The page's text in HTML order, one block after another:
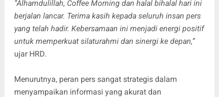
“Alhamdulillah, Coffee Morning dan halal bihalal hari ini
berjalan lancar. Terima kasih kepada seluruh insan pers
yang telah hadir. Kebersamaan ini menjadi energi positif
untuk memperkuat silaturahmi dan sinergi ke depan,”
ujar HRD.
Menurutnya, peran pers sangat strategis dalam
menyampaikan informasi yang akurat dan